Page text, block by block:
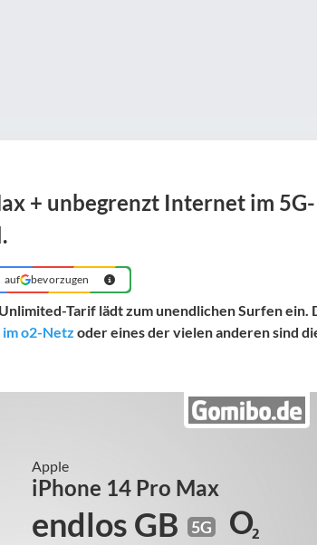
+ unbegrenzt Internet im 5G-
auf bevorzugen
Tarif lädt zum unendlichen Surfen ein.
o2-Netz oder eines der vielen anderen sind
Apple
iPhone 14 Pro Max
endlos GB 5G